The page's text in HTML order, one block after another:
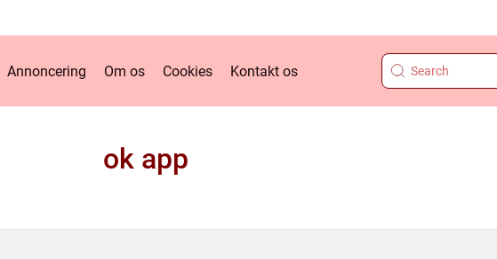
Annoncering Om os Cookies Kontakt os
ok app